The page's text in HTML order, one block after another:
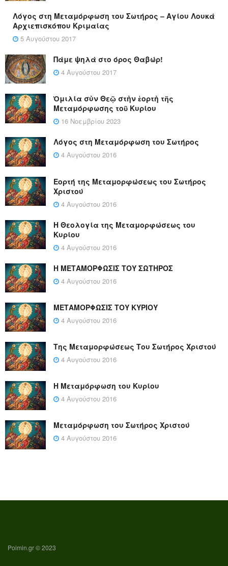
Λόγος στη Μεταμόρφωση του Σωτήρος – Αγίου Λουκά
Αρχιεπισκόπου Κριμαίας
5 Αυγούστου 2017
Πάμε ψηλά στο όρος Θαβώρ!
4 Αυγούστου 2017
Ὁμιλία σὺν Θεῷ στὴν ἑορτὴ τῆς
Μεταμόρφωσης τοῦ Κυρίου
16 Νοεμβρίου 2023
Λόγος στη Μεταμόρφωση του Σωτήρος
4 Αυγούστου 2016
Εορτή της Μεταμορφώσεως του Σωτήρος
Χριστού
4 Αυγούστου 2016
Η Θεολογία της Μεταμορφώσεως του
Κυρίου
4 Αυγούστου 2016
Η ΜΕΤΑΜΟΡΦΩΣΙΣ ΤΟΥ ΣΩΤΗΡΟΣ
4 Αυγούστου 2016
ΜΕΤΑΜΟΡΦΩΣΙΣ ΤΟΥ ΚΥΡΙΟΥ
4 Αυγούστου 2016
Της Μεταμορφώσεως Του Σωτήρος Χριστού
4 Αυγούστου 2016
Η Μεταμόρφωση του Κυρίου
4 Αυγούστου 2016
Μεταμόρφωση του Σωτήρος Χριστού
4 Αυγούστου 2016
Poimin.gr © 2023